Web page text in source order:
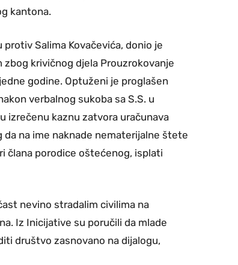
kantona.
Salima Kovačevića, donio je
krivičnog djela Prouzrokovanje
godine. Optuženi je proglašen
verbalnog sukoba sa S.S. u
izrečenu kaznu zatvora uračunava
na ime naknade nematerijalne štete
člana porodice oštećenog, isplati
nevino stradalim civilima na
Iz Inicijative su poručili da mlade
društvo zasnovano na dijalogu,